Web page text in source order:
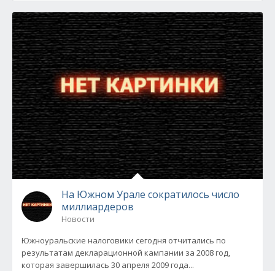
На Южном Урале сократилось число
миллиардеров
Новости
Южноуральские налоговики сегодня отчитались по
результатам декларационной кампании за 2008 год,
которая завершилась 30 апреля 2009 года...